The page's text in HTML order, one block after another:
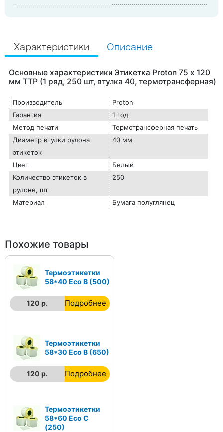
Характеристики Описание
Основные характеристики Этикетка Proton 75 х 120
мм TTP (1 ряд, 250 шт, втулка 40, термотрансферная)
Производитель
Proton
Гарантия
1 год
Метод печати
Термотрансферная печать
Диаметр втулки рулона
этикеток
40 мм
Цвет
Белый
Количество этикеток в
рулоне, шт
250
Материал Бумага полуглянец
Похожие товары
Термоэтикетки
58*40 Еco В (500)
120 р. Подробнее
Термоэтикетки
58*30 Еco В (650)
120 р. Подробнее
Термоэтикетки
58*60 Еco С
(250)